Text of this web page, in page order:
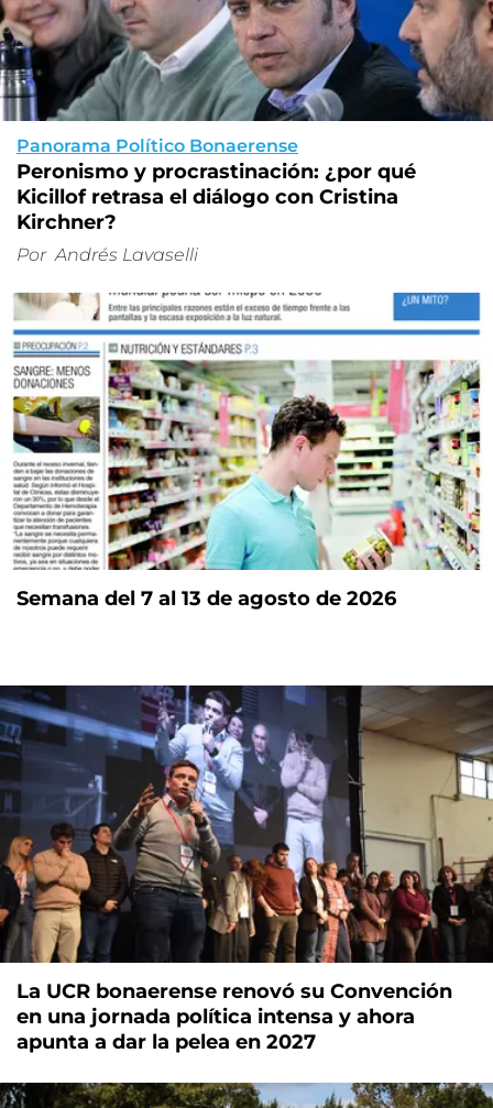
Panorama Político Bonaerense
Peronismo y procrastinación: ¿por qué
Kicillof retrasa el diálogo con Cristina
Kirchner?
Por Andrés Lavaselli
Semana del 7 al 13 de agosto de 2026
La UCR bonaerense renovó su Convención
en una jornada política intensa y ahora
apunta a dar la pelea en 2027